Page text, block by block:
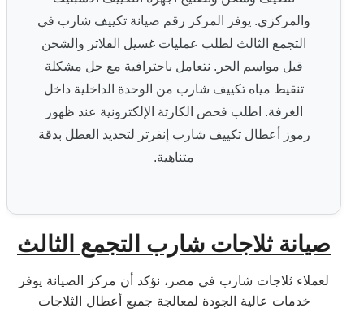
والمركزي. يوفر المركز رقم صيانة تكييف شارب في
التجمع الثالث لطلب عمليات غسيل الفلاتر والشحن
قبل مواسم الحر. نتعامل باحترافية مع حل مشكلة
تنقيط مياه تكييف شارب من الوحدة الداخلية داخل
الغرفة. اطلب فحص الكارتة الإلكترونية عند ظهور
رموز أعطال تكييف شارب إنفرتر لتحديد العطل بدقة
متناهية.
صيانة ثلاجات شارب التجمع الثالث
لعملاء ثلاجات شارب في مصر، نؤكد أن مركز الصيانة يوفر
خدمات عالية الجودة لمعالجة جميع أعطال الثلاجات